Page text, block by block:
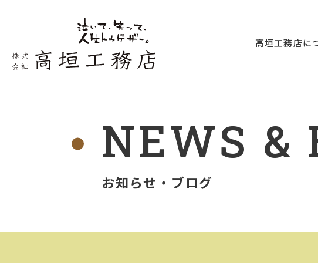
高垣工務店に
NEWS &
お知らせ・ブログ